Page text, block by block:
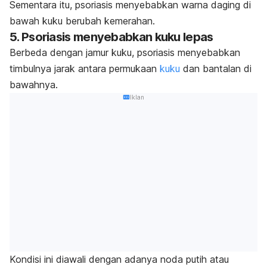
Sementara itu, psoriasis menyebabkan warna daging di
bawah kuku berubah kemerahan.
5. Psoriasis menyebabkan kuku lepas
Berbeda dengan jamur kuku, psoriasis menyebabkan
timbulnya jarak antara permukaan kuku dan bantalan di
bawahnya.
Iklan
Kondisi ini diawali dengan adanya noda putih atau